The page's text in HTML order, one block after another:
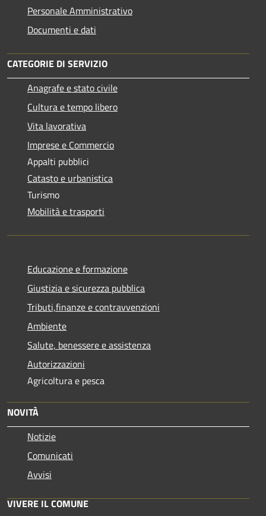
Personale Amministrativo
Documenti e dati
CATEGORIE DI SERVIZIO
Anagrafe e stato civile
Cultura e tempo libero
Vita lavorativa
Imprese e Commercio
Appalti pubblici
Catasto e urbanistica
Turismo
Mobilità e trasporti
Educazione e formazione
Giustizia e sicurezza pubblica
Tributi,finanze e contravvenzioni
Ambiente
Salute, benessere e assistenza
Autorizzazioni
Agricoltura e pesca
NOVITÀ
Notizie
Comunicati
Avvisi
VIVERE IL COMUNE